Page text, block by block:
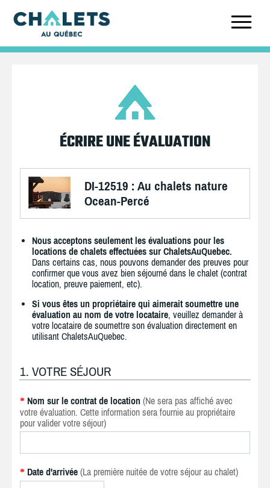
ÉCRIRE UNE ÉVALUATION
DI-12519 : Au chalets nature
Ocean-Percé
Nous acceptons seulement les évaluations pour les
locations de chalets effectuées sur ChaletsAuQuebec.
Dans certains cas, nous pouvons demander des preuves pour
confirmer que vous avez bien séjourné dans le chalet (contrat
location, preuve paiement, etc).
Si vous êtes un propriétaire qui aimerait soumettre une
évaluation au nom de votre locataire, veuillez demander à
votre locataire de soumettre son évaluation directement en
utilisant ChaletsAuQuebec.
1. VOTRE SÉJOUR
* Nom sur le contrat de location (Ne sera pas affiché avec
votre évaluation. Cette information sera fournie au propriétaire
pour valider votre séjour)
* Date d'arrivée (La première nuitée de votre séjour au chalet)